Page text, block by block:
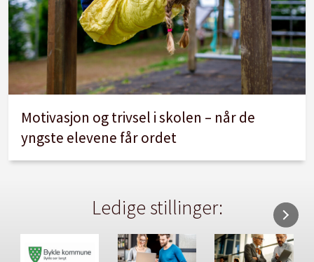
Motivasjon og trivsel i skolen – når de
yngste elevene får ordet
Ledige stillinger: